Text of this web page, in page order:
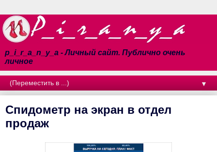
p_i_r_a_n_y_a - Личный сайт. Публично очень
личное
▼
Спидометр на экран в отдел
продаж